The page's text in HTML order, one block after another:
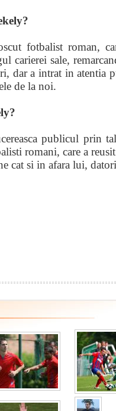
fotbalist roman,
carierei sale,
dar a intrat in atentia
de la noi.
publicul prin
romani, care a reusit
cat si in afara lui,